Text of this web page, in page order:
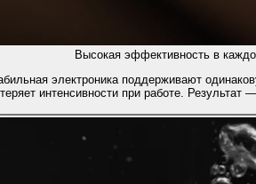
Высокая эффективность в
электроника поддерживают
интенсивности при работе.